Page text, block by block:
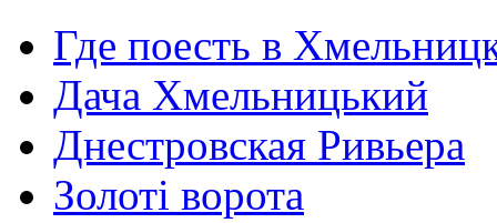
Где поесть в
Дача Хмельницький
Днестровская Ривьера
Золоті ворота